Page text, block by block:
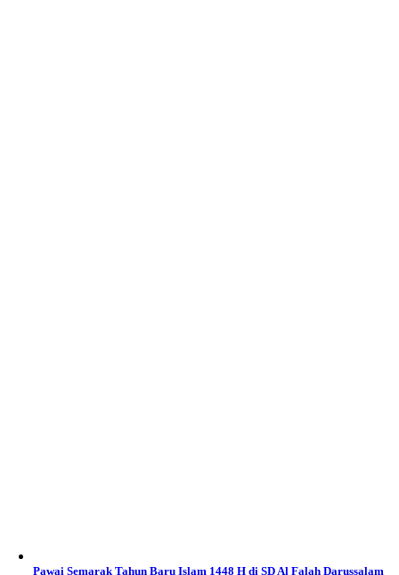
Pawai Semarak Tahun Baru Islam 1448 H di SD Al Falah Darussalam